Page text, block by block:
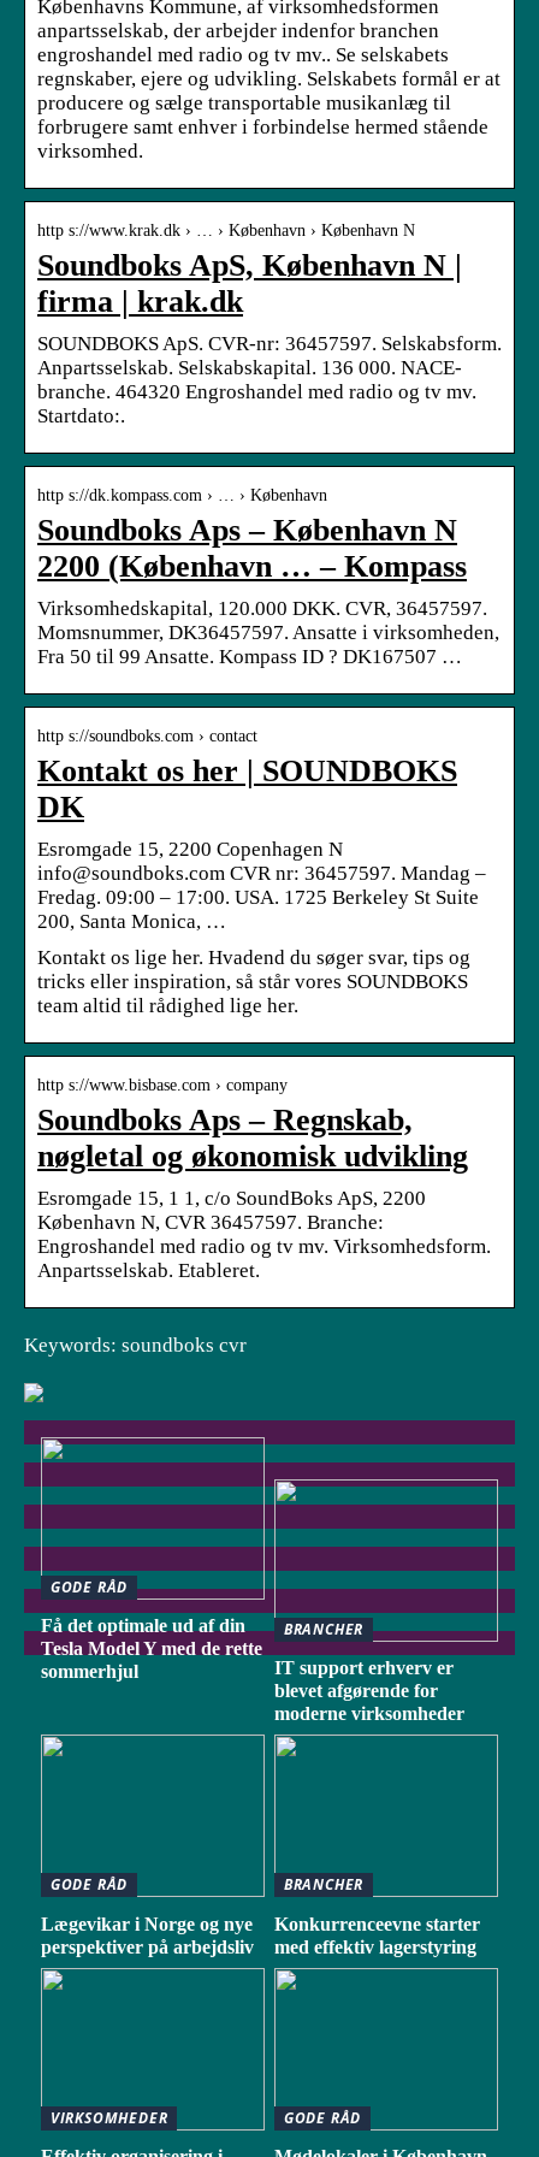
Københavns Kommune, af virksomhedsformen
anpartsselskab, der arbejder indenfor branchen
engroshandel med radio og tv mv.. Se selskabets
regnskaber, ejere og udvikling. Selskabets formål er at
producere og sælge transportable musikanlæg til
forbrugere samt enhver i forbindelse hermed stående
virksomhed.
http s://www.krak.dk › … › København › København N
Soundboks ApS, København N |
firma | krak.dk
SOUNDBOKS ApS. CVR-nr: 36457597. Selskabsform.
Anpartsselskab. Selskabskapital. 136 000. NACE-
branche. 464320 Engroshandel med radio og tv mv.
Startdato:.
http s://dk.kompass.com › … › København
Soundboks Aps – København N
2200 (København … – Kompass
Virksomhedskapital, 120.000 DKK. CVR, 36457597.
Momsnummer, DK36457597. Ansatte i virksomheden,
Fra 50 til 99 Ansatte. Kompass ID ? DK167507 …
http s://soundboks.com › contact
Kontakt os her | SOUNDBOKS
DK
Esromgade 15, 2200 Copenhagen N
info@soundboks.com CVR nr: 36457597. Mandag –
Fredag. 09:00 – 17:00. USA. 1725 Berkeley St Suite
200, Santa Monica, …
Kontakt os lige her. Hvadend du søger svar, tips og
tricks eller inspiration, så står vores SOUNDBOKS
team altid til rådighed lige her.
http s://www.bisbase.com › company
Soundboks Aps – Regnskab,
nøgletal og økonomisk udvikling
Esromgade 15, 1 1, c/o SoundBoks ApS, 2200
København N, CVR 36457597. Branche:
Engroshandel med radio og tv mv. Virksomhedsform.
Anpartsselskab. Etableret.
Keywords: soundboks cvr
GODE RÅD
Få det optimale ud af din
Tesla Model Y med de rette
sommerhjul
BRANCHER
IT support erhverv er
blevet afgørende for
moderne virksomheder
GODE RÅD
Lægevikar i Norge og nye
perspektiver på arbejdsliv
BRANCHER
Konkurrenceevne starter
med effektiv lagerstyring
VIRKSOMHEDER
GODE RÅD